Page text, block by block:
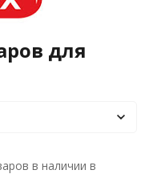
для
в наличии в